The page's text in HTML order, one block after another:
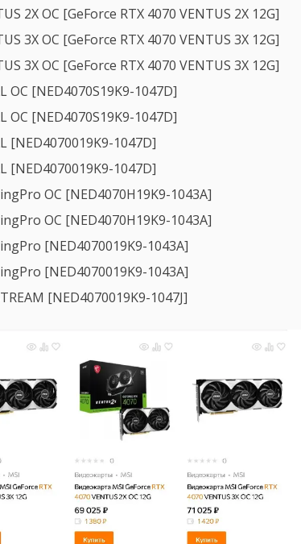
2X OC [GeForce RTX 4070 VENTUS 2X 12G]
3X OC [GeForce RTX 4070 VENTUS 3X 12G]
3X OC [GeForce RTX 4070 VENTUS 3X 12G]
OC [NED4070S19K9-1047D]
OC [NED4070S19K9-1047D]
[NED4070019K9-1047D]
[NED4070019K9-1047D]
OC [NED4070H19K9-1043A]
OC [NED4070H19K9-1043A]
[NED4070019K9-1043A]
[NED4070019K9-1043A]
[NED4070019K9-1047J]